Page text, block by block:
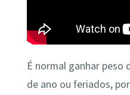
É normal ganhar peso
de ano ou feriados,